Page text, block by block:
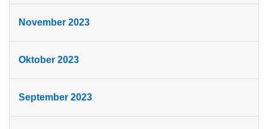
November 2023
Oktober 2023
September 2023